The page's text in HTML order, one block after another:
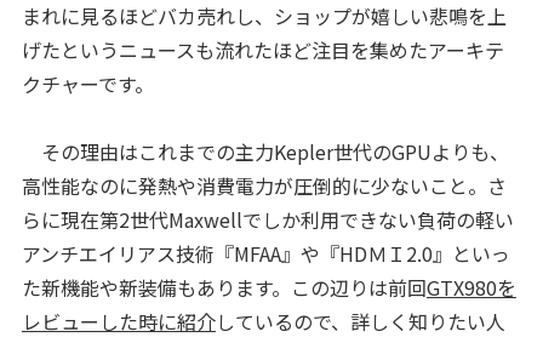
まれに見るほどバカ売れし、ショップが嬉しい悲鳴を上
げたというニュースも流れたほど注目を集めたアーキテ
クチャーです。
その理由はこれまでの主力Kepler世代のGPUよりも、
高性能なのに発熱や消費電力が圧倒的に少ないこと。さ
らに現在第2世代Maxwellでしか利用できない負荷の軽い
アンチエイリアス技術『MFAA』や『HDＭＩ2.0』といっ
た新機能や新装備もあります。この辺りは前回GTX980を
レビューした時に紹介しているので、詳しく知りたい人